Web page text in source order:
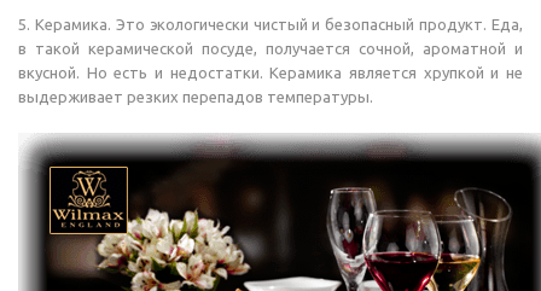
5. Керамика. Это экологически чистый и безопасный продукт. Еда,
в такой керамической посуде, получается сочной, ароматной и
вкусной. Но есть и недостатки. Керамика является хрупкой и не
выдерживает резких перепадов температуры.